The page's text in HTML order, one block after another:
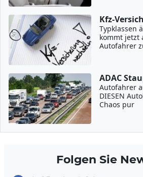
Kfz-
Typklassen
kommt jetzt
Autofahrer
ADAC
Autofahrer
DIESEN
Chaos pur
Folgen Sie